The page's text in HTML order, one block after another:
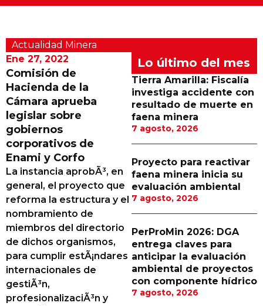
Actualidad Minera
Minería Superficie
Minerí­a Subterránea
Proveedores
Canal Digital
Columnas de Opinión
Designaciones
Calendario de Eventos
Revistas Digital
Siguenos
Actualidad Minera
Ene 27, 2022
Comisión de
Hacienda de la
Cámara aprueba
legislar sobre
gobiernos
corporativos de
Enami y Corfo
La instancia aprobÃ³, en
general, el proyecto que
reforma la estructura y el
nombramiento de
miembros del directorio
de dichos organismos,
para cumplir estÃ¡ndares
internacionales de
gestiÃ³n,
profesionalizaciÃ³n y
Lo último del mes
Tierra Amarilla: Fiscalía
investiga accidente con
resultado de muerte en
faena minera
7 agosto, 2026
Proyecto para reactivar
faena minera inicia su
evaluación ambiental
7 agosto, 2026
PerProMin 2026: DGA
entrega claves para
anticipar la evaluación
ambiental de proyectos
con componente hídrico
7 agosto, 2026